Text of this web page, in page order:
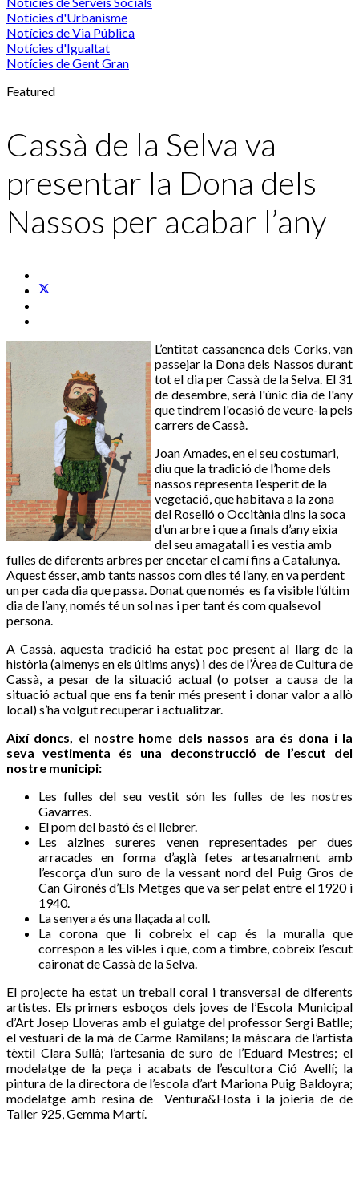
Notícies d'Urbanisme
Notícies de Via Pública
Notícies d'Igualtat
Notícies de Gent Gran
Featured
Cassà de la Selva va
presentar la Dona dels
Nassos per acabar l’any
L’entitat cassanenca dels Corks, van
passejar la Dona dels Nassos durant
tot el dia per Cassà de la Selva. El 31
de desembre, serà l'únic dia de l'any
que tindrem l'ocasió de veure-la pels
carrers de Cassà.
Joan Amades, en el seu costumari,
diu que la tradició de l’home dels
nassos representa l’esperit de la
vegetació, que habitava a la zona
del Roselló o Occitània dins la soca
d’un arbre i que a finals d’any eixia
del seu amagatall i es vestia amb
fulles de diferents arbres per encetar el camí fins a Catalunya.
Aquest ésser, amb tants nassos com dies té l’any, en va perdent
un per cada dia que passa. Donat que només es fa visible l’últim
dia de l’any, només té un sol nas i per tant és com qualsevol
persona.
A Cassà, aquesta tradició ha estat poc present al llarg de la
història (almenys en els últims anys) i des de l’Àrea de Cultura de
Cassà, a pesar de la situació actual (o potser a causa de la
situació actual que ens fa tenir més present i donar valor a allò
local) s’ha volgut recuperar i actualitzar.
Així doncs, el nostre home dels nassos ara és dona i la
seva vestimenta és una deconstrucció de l’escut del
nostre municipi:
Les fulles del seu vestit són les fulles de les nostres
Gavarres.
El pom del bastó és el llebrer.
Les alzines sureres venen representades per dues
arracades en forma d’aglà fetes artesanalment amb
l’escorça d’un suro de la vessant nord del Puig Gros de
Can Gironès d’Els Metges que va ser pelat entre el 1920 i
1940.
La senyera és una llaçada al coll.
La corona que li cobreix el cap és la muralla que
correspon a les vil·les i que, com a timbre, cobreix l’escut
caironat de Cassà de la Selva.
El projecte ha estat un treball coral i transversal de diferents
artistes. Els primers esboços dels joves de l’Escola Municipal
d’Art Josep Lloveras amb el guiatge del professor Sergi Batlle;
el vestuari de la mà de Carme Ramilans; la màscara de l’artista
tèxtil Clara Sullà; l’artesania de suro de l’Eduard Mestres; el
modelatge de la peça i acabats de l’escultora Ció Avellí; la
pintura de la directora de l’escola d’art Mariona Puig Baldoyra;
modelatge amb resina de Ventura&Hosta i la joieria de de
Taller 925, Gemma Martí.